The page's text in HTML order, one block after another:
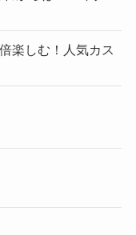
楽しむ！人気カス